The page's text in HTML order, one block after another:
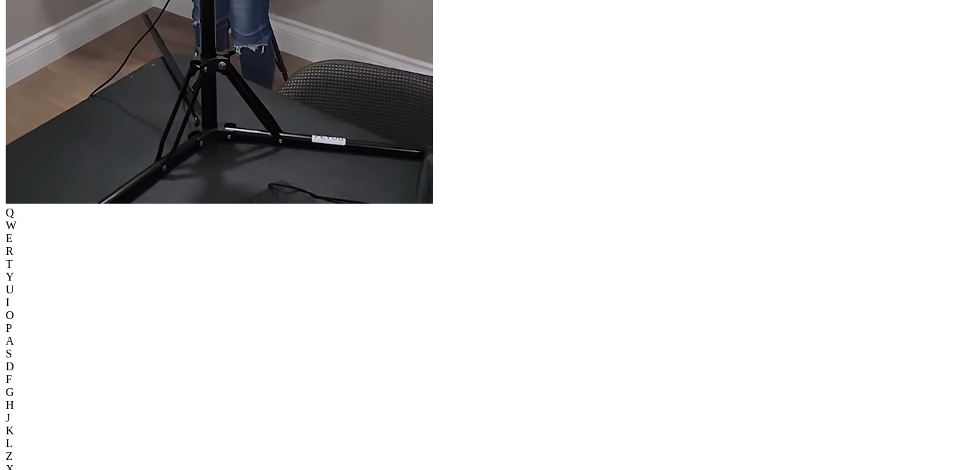
Q
W
E
R
T
Y
U
I
O
P
A
S
D
F
G
H
J
K
L
Z